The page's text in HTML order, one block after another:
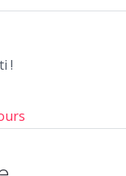
!